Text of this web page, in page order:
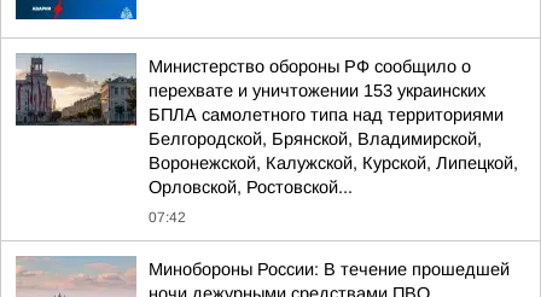
Министерство обороны РФ сообщило о
перехвате и уничтожении 153 украинских
БПЛА самолетного типа над территориями
Белгородской, Брянской, Владимирской,
Воронежской, Калужской, Курской, Липецкой,
Орловской, Ростовской...
07:42
Минобороны России: В течение прошедшей